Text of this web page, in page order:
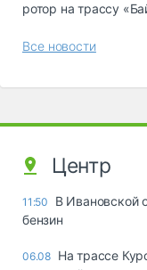
ротор на трассу
Все новости
Центр
11:50
В Ивановской
бензин
06.08 На трассе